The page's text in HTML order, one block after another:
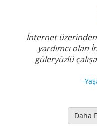
İnternet
yardımcı olan
güleryüzlü
-
Daha